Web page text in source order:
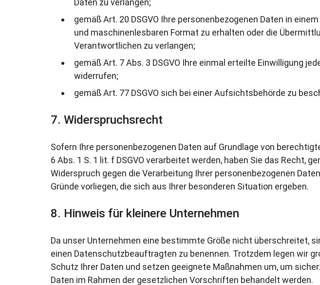
Daten zu verlangen;
gemäß Art. 20 DSGVO Ihre personenbezogenen Daten in
und maschinenlesbaren Format zu erhalten oder die
Verantwortlichen zu verlangen;
gemäß Art. 7 Abs. 3 DSGVO Ihre einmal erteilte Einwilligung
widerrufen;
gemäß Art. 77 DSGVO sich bei einer Aufsichtsbehörde zu
Widerspruchsrecht
Sofern Ihre personenbezogenen Daten auf Grundlage von
6 Abs. 1 S. 1 lit. f DSGVO verarbeitet werden, haben Sie das Recht,
Widerspruch gegen die Verarbeitung Ihrer personenbezogenen
Gründe vorliegen, die sich aus Ihrer besonderen Situation ergeben.
Hinweis für kleinere Unternehmen
Da unser Unternehmen eine bestimmte Größe nicht überschreitet,
einen Datenschutzbeauftragten zu benennen. Trotzdem legen wir
Schutz Ihrer Daten und setzen geeignete Maßnahmen um, um
Daten im Rahmen der gesetzlichen Vorschriften behandelt werden.